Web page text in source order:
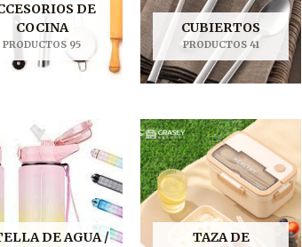
DE
COCINA
PRODUCTOS 95
CUBIERTOS
PRODUCTOS 41
DE AGUA /
TAZA DE